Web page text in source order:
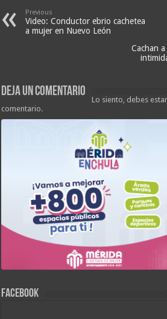
Previous
Video: Conductor ebrio cachetea
a mujer en Nuevo León
Cachan
Deja un comentario
Lo siento, debes
comentario.
FACEBOOK